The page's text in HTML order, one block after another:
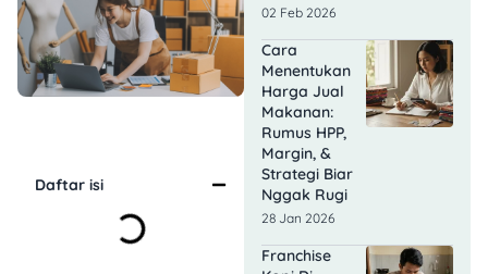
Daftar isi
02 Feb 2026
Cara
Menentukan
Harga Jual
Makanan:
Rumus HPP,
Margin, &
Strategi Biar
Nggak Rugi
28 Jan 2026
Franchise